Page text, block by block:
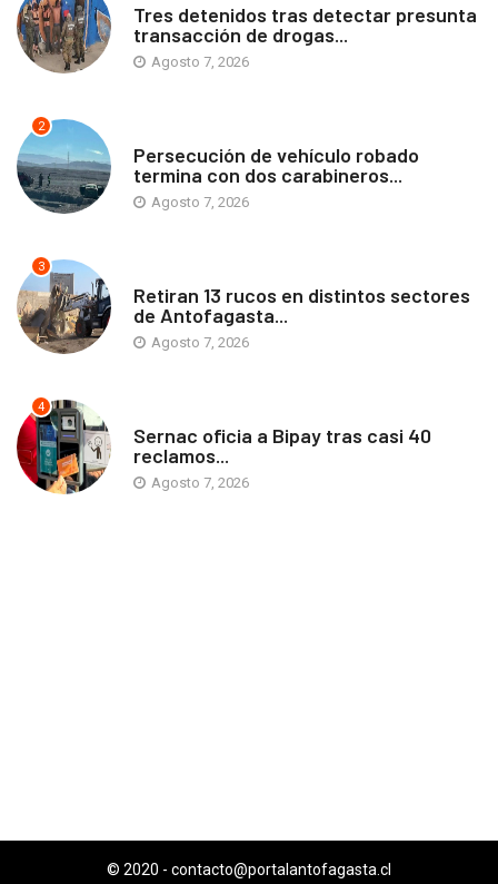
Tres detenidos tras detectar presunta
transacción de drogas...
Agosto 7, 2026
2
Persecución de vehículo robado
termina con dos carabineros...
Agosto 7, 2026
3
Retiran 13 rucos en distintos sectores
de Antofagasta...
Agosto 7, 2026
4
Sernac oficia a Bipay tras casi 40
reclamos...
Agosto 7, 2026
© 2020 - contacto@portalantofagasta.cl